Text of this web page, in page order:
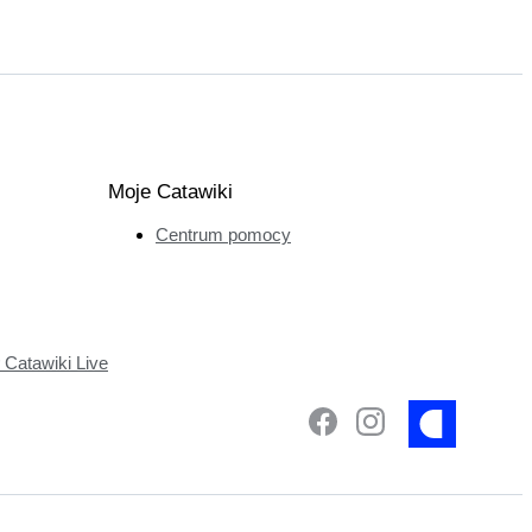
Catawiki Live
Moje Catawiki
Centrum pomocy